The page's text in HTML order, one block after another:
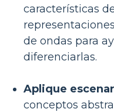
características
de ondas para
diferenciarlas.
Aplique
conceptos